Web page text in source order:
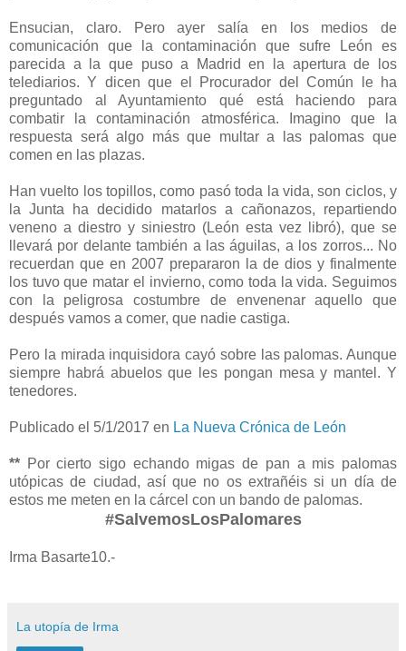
Ensucian, claro. Pero ayer salía en los medios de
comunicación que la contaminación que sufre León es
parecida a la que puso a Madrid en la apertura de los
telediarios. Y dicen que el Procurador del Común le ha
preguntado al Ayuntamiento qué está haciendo para
combatir la contaminación atmosférica. Imagino que la
respuesta será algo más que multar a las palomas que
comen en las plazas.
Han vuelto los topillos, como pasó toda la vida, son ciclos, y
la Junta ha decidido matarlos a cañonazos, repartiendo
veneno a diestro y siniestro (León esta vez libró), que se
llevará por delante también a las águilas, a los zorros... No
recuerdan que en 2007 prepararon la de dios y finalmente
los tuvo que matar el invierno, como toda la vida. Seguimos
con la peligrosa costumbre de envenenar aquello que
después vamos a comer, que nadie castiga.
Pero la mirada inquisidora cayó sobre las palomas. Aunque
siempre habrá abuelos que les pongan mesa y mantel. Y
tenedores.
Publicado el 5/1/2017 en La Nueva Crónica de León
** Por cierto sigo echando migas de pan a mis palomas
utópicas de ciudad, así que no os extrañéis si un día de
estos me meten en la cárcel con un bando de palomas.
#SalvemosLosPalomares
Irma Basarte10.-
La utopía de Irma